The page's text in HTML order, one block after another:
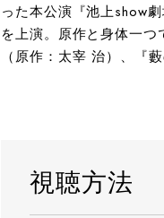
った本公演『池上show
を上演。原作と身体一つ
（原作：太宰 治）、『
視聴方法